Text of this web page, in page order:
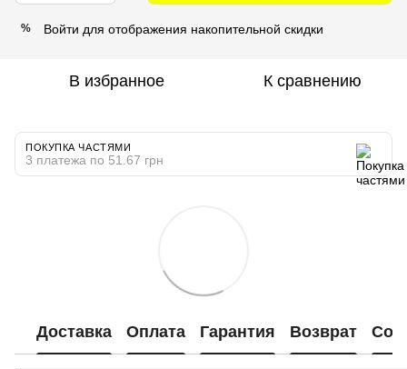
% Войти для отображения накопительной скидки
В избранное К сравнению
ПОКУПКА ЧАСТЯМИ
3 платежа по 51.67 грн
Доставка Оплата Гарантия Возврат